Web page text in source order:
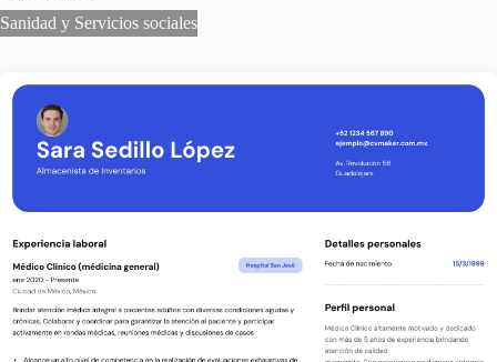
Sanidad y Servicios sociales